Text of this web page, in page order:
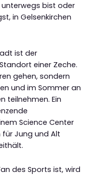
unterwegs bist oder
in Gelsenkirchen
ist der
einer Zeche.
gehen, sondern
und im Sommer an
teilnehmen. Ein
Science Center
Jung und Alt
des Sports ist, wird